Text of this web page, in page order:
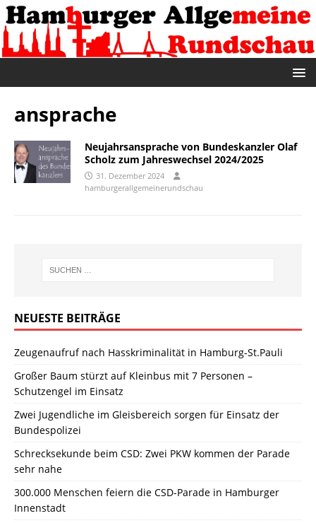
ansprache
Neujahrsansprache von Bundeskanzler Olaf
Scholz zum Jahreswechsel 2024/2025
31. Dezember 2024
hamburgerallgemeinerundschau
NEUESTE BEITRÄGE
Zeugenaufruf nach Hasskriminalität in Hamburg-St.Pauli
Großer Baum stürzt auf Kleinbus mit 7 Personen –
Schutzengel im Einsatz
Zwei Jugendliche im Gleisbereich sorgen für Einsatz der
Bundespolizei
Schrecksekunde beim CSD: Zwei PKW kommen der Parade
sehr nahe
300.000 Menschen feiern die CSD-Parade in Hamburger
Innenstadt